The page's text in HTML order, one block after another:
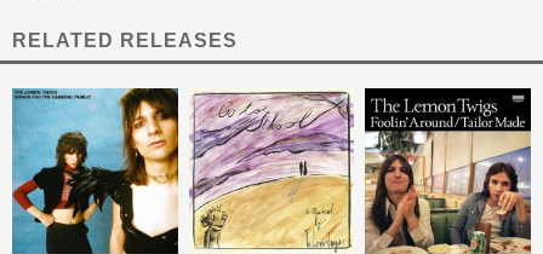
RELATED RELEASES